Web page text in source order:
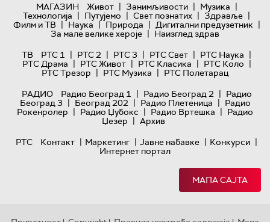
МАГАЗИН
Живот | Занимљивости | Музика |
Технологијa | Путујемо | Свет познатих | Здравље |
Филм и ТВ | Наука | Природа | Дигитални предузетник |
За мале велике хероје | Наизглед здрав
ТВ
РТС 1 | РТС 2 | РТС 3 | РТС Свет | РТС Наука |
РТС Драма | РТС Живот | РТС Класика | РТС Коло |
РТС Трезор | РТС Музика | РТС Полетарац
РАДИО
Радио Београд 1 | Радио Београд 2 | Радио
Београд 3 | Београд 202 | Радио Плетеница | Радио
Рокенролер | Радио Џубокс | Радио Вртешка | Радио
Џезер | Архив
РТС
Контакт | Маркетинг | Јавне набавке | Конкурси |
Интернет портал
МАПА САЈТА